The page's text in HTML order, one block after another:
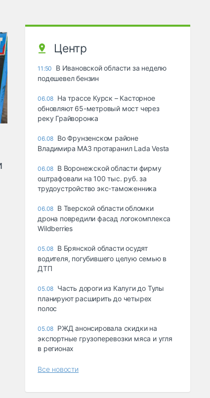
Центр
11:50
В Ивановской области за неделю
подешевел бензин
06.08 На трассе Курск – Касторное
обновляют 65-метровый мост через
реку Грайворонка
06.08 Во Фрунзенском районе
Владимира МАЗ протаранил Lada Vesta
06.08 В Воронежской области фирму
оштрафовали на 100 тыс. руб. за
трудоустройство экс-таможенника
06.08 В Тверской области обломки
дрона повредили фасад логокомплекса
Wildberries
05.08 В Брянской области осудят
водителя, погубившего целую семью в
ДТП
05.08 Часть дороги из Калуги до Тулы
планируют расширить до четырех
полос
05.08 РЖД анонсировала скидки на
экспортные грузоперевозки мяса и угля
в регионах
Все новости